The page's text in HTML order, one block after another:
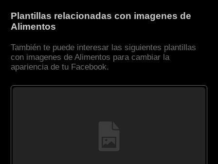
Plantillas relacionadas con imagenes de
Alimentos
También te puede interesar las siguientes plantillas
con imagenes de Alimentos para cambiar la
apariencia de tu Facebook.